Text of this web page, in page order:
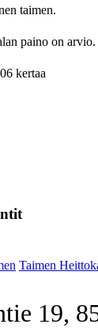
taimen.
paino on arvio.
kertaa
Taimen
19,